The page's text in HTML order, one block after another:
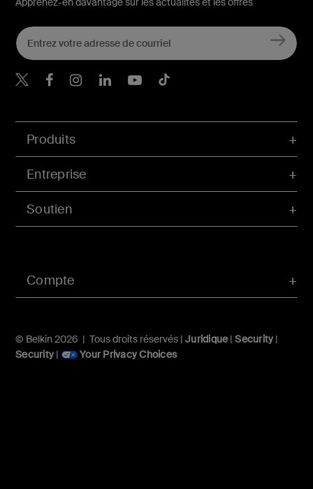
Compte
Produits
Entreprise
Soutien
© Belkin 2026 | Tous droits réservés | Juridique|Security |
Security | Your Privacy Choices
Belkin Twitter
Belkin Facebook
Belkin Instagram
Belkin LinkedIn
Belkin Youtube
Belkin TikTok